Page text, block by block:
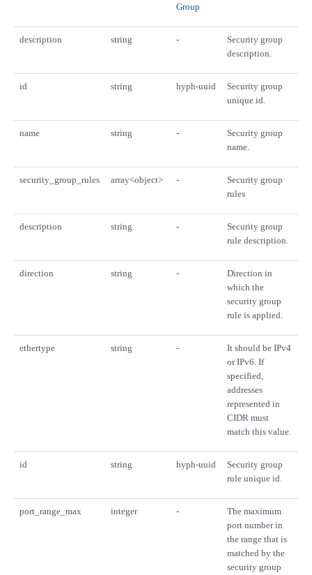
Group
description string -
Security group
description.
id string hyph-uuid
Security group
unique id.
name string -
Security group
name.
security_group_rules array<object> -
Security group
rules
description string -
Security group
rule description.
direction string -
Direction in
which the
security group
rule is applied.
ethertype string -
It should be IPv4
or IPv6. If
specified,
addresses
represented in
CIDR must
match this value.
id string hyph-uuid
Security group
rule unique id.
port_range_max integer -
The maximum
port number in
the range that is
matched by the
security group